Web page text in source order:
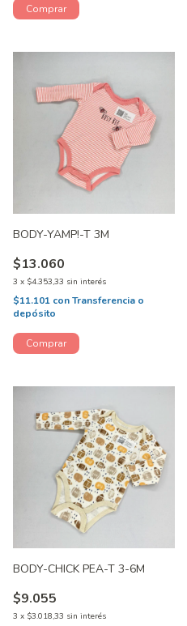
BODY-YAMP!-T 3M
$13.060
3 x $4.353,33 sin interés
$11.101 conTransferencia o
depósito
BODY-CHICK PEA-T 3-6M
$9.055
3 x $3.018,33 sin interés